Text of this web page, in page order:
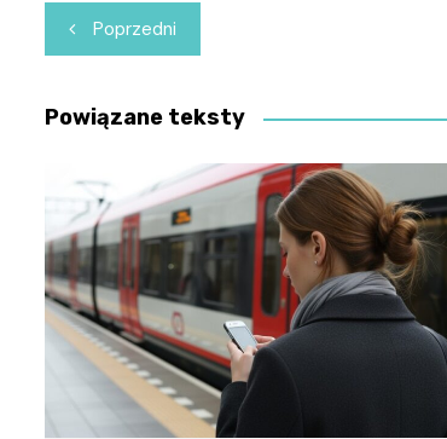
Nawigacja
wpisu
Poprzedni
Powiązane teksty